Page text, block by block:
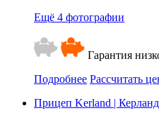
Ещё 4 фотографии
Гарантия
Подробнее Рассчитать
Прицеп Kerland |